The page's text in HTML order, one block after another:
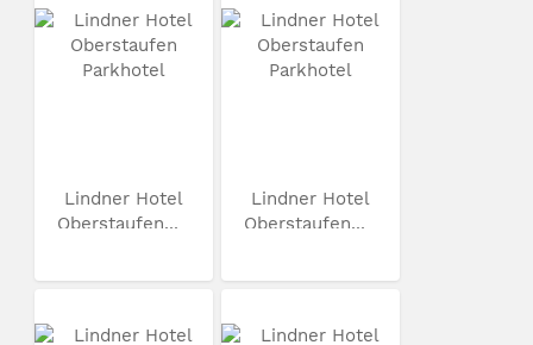
Lindner Hotel
Oberstaufen...
Lindner Hotel
Oberstaufen...